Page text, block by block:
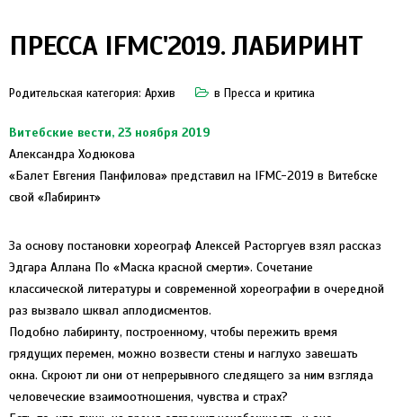
ПРЕССА IFMC'2019. ЛАБИРИНТ
Родительская категория: Архив в Пресса и критика
Витебские вести, 23 ноября 2019
Александра Ходюкова
«Балет Евгения Панфилова» представил на IFMC-2019 в Витебске
свой «Лабиринт»
За основу постановки хореограф Алексей Расторгуев взял рассказ
Эдгара Аллана По «Маска красной смерти». Сочетание
классической литературы и современной хореографии в очередной
раз вызвало шквал аплодисментов.
Подобно лабиринту, построенному, чтобы пережить время
грядущих перемен, можно возвести стены и наглухо завешать
окна. Скроют ли они от непрерывного следящего за ним взгляда
человеческие взаимоотношения, чувства и страх?